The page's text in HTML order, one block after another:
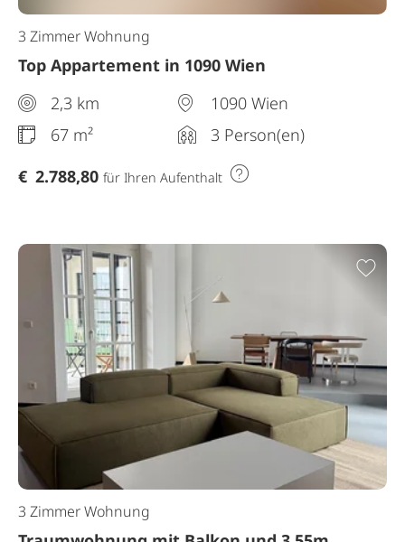
3 Zimmer Wohnung
Top Appartement in 1090 Wien
2,3 km
1090 Wien
67 m²
3 Person(en)
€ 2.788,80 für Ihren Aufenthalt
3 Zimmer Wohnung